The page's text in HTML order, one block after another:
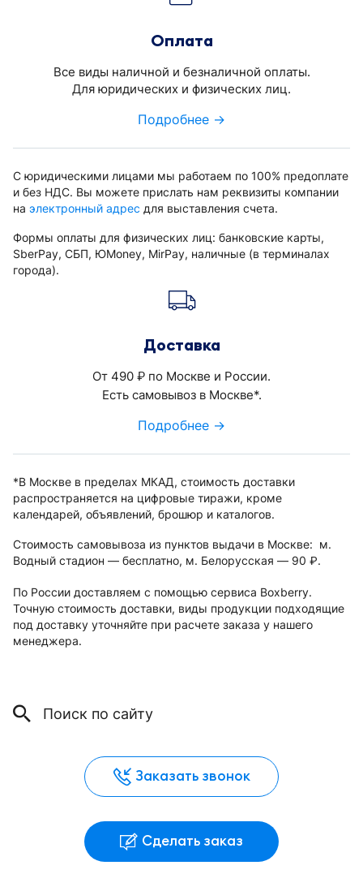
Оплата
Все виды наличной и безналичной оплаты.
Для юридических и физических лиц.
Подробнее →
С юридическими лицами мы работаем по 100% предоплате
и без НДС. Вы можете прислать нам реквизиты компании
на электронный адрес для выставления счета.
Формы оплаты для физических лиц: банковские карты,
SberPay, СБП, ЮMoney, MirPay, наличные (в терминалах
города).
Доставка
От 490 руб. по Москве и России.
Есть самовывоз в Москве*.
Подробнее →
*В Москве в пределах МКАД, стоимость доставки
распространяется на цифровые тиражи, кроме
календарей, объявлений, брошюр и каталогов.
Стоимость самовывоза из пунктов выдачи в Москве: м.
Водный стадион — бесплатно, м. Белорусская — 90 руб..
По России доставляем с помощью сервиса Boxberry.
Точную стоимость доставки, виды продукции подходящие
под доставку уточняйте при расчете заказа у нашего
менеджера.
Заказать звонок
Сделать заказ